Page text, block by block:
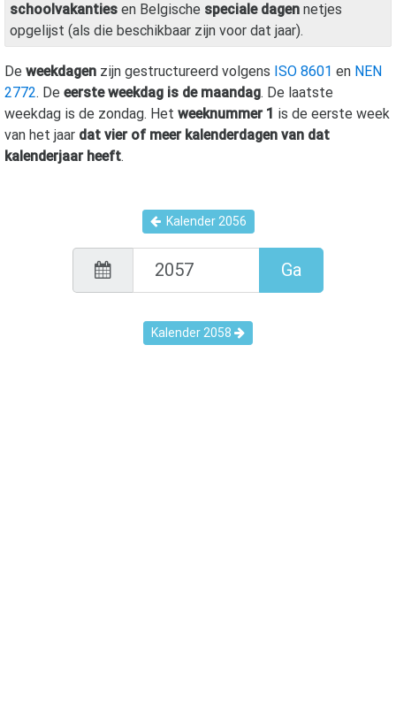
schoolvakanties en Belgische speciale dagen netjes
opgelijst (als die beschikbaar zijn voor dat jaar).
De weekdagen zijn gestructureerd volgens ISO 8601 en NEN
2772. De eerste weekdag is de maandag. De laatste
weekdag is de zondag. Het weeknummer 1 is de eerste week
van het jaar dat vier of meer kalenderdagen van dat
kalenderjaar heeft.
Kalender 2056
Ga
Kalender 2058